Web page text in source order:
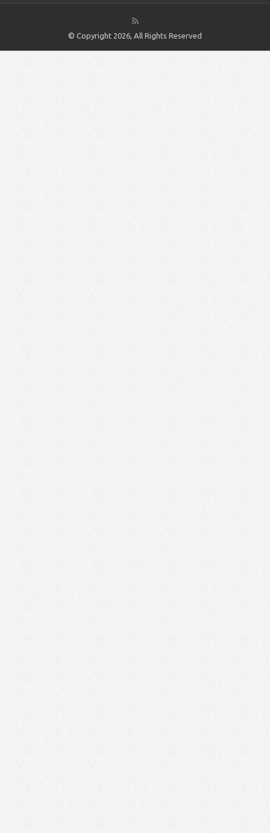
© Copyright 2026, All Rights Reserved